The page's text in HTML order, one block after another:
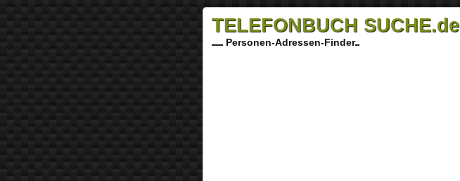
TELEFONBUCH SUCHE.de
Personen-Adressen-Finder